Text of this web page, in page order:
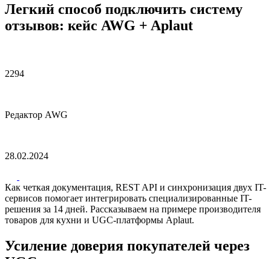
Легкий способ подключить систему
отзывов: кейс AWG + Aplaut
2294
Редактор AWG
28.02.2024
Как четкая документация, REST API и синхронизация двух IT-
сервисов помогает интегрировать специализированные IT-
решения за 14 дней. Рассказываем на примере производителя
товаров для кухни и UGC-платформы Aplaut.
Усиление доверия покупателей через